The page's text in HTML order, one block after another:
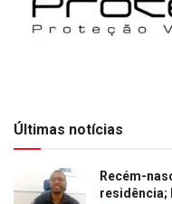
Últimas notícias
Recém-
residência;